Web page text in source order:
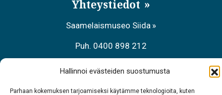
Hallinnoi evästeiden suostumusta
Parhaan kokemuksen tarjoamiseksi käytämme teknologioita, kuten
Yhteystiedot
Saamelaismuseo Siida
Puh. 0400 898 212
Metsähallituksen asiakaspalvelu
Puh. 0206 39 7740